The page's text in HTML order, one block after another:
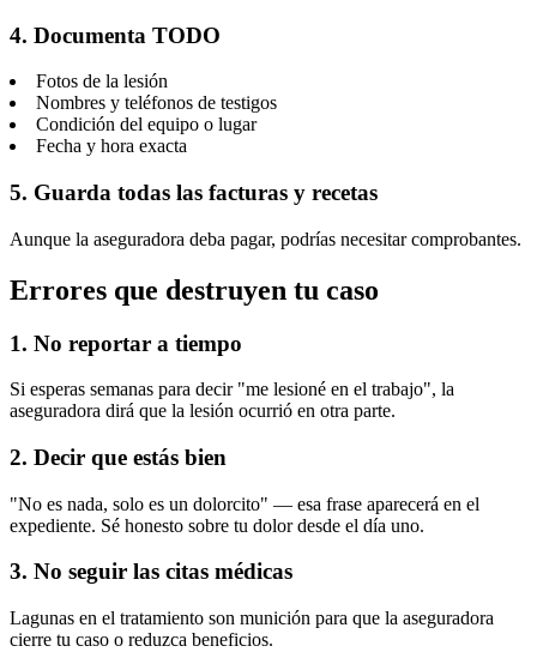
4. Documenta TODO
Fotos de la lesión
Nombres y teléfonos de testigos
Condición del equipo o lugar
Fecha y hora exacta
5. Guarda todas las facturas y recetas
Aunque la aseguradora deba pagar, podrías necesitar comprobantes.
Errores que destruyen tu caso
1. No reportar a tiempo
Si esperas semanas para decir "me lesioné en el trabajo", la
aseguradora dirá que la lesión ocurrió en otra parte.
2. Decir que estás bien
"No es nada, solo es un dolorcito" — esa frase aparecerá en el
expediente. Sé honesto sobre tu dolor desde el día uno.
3. No seguir las citas médicas
Lagunas en el tratamiento son munición para que la aseguradora
cierre tu caso o reduzca beneficios.